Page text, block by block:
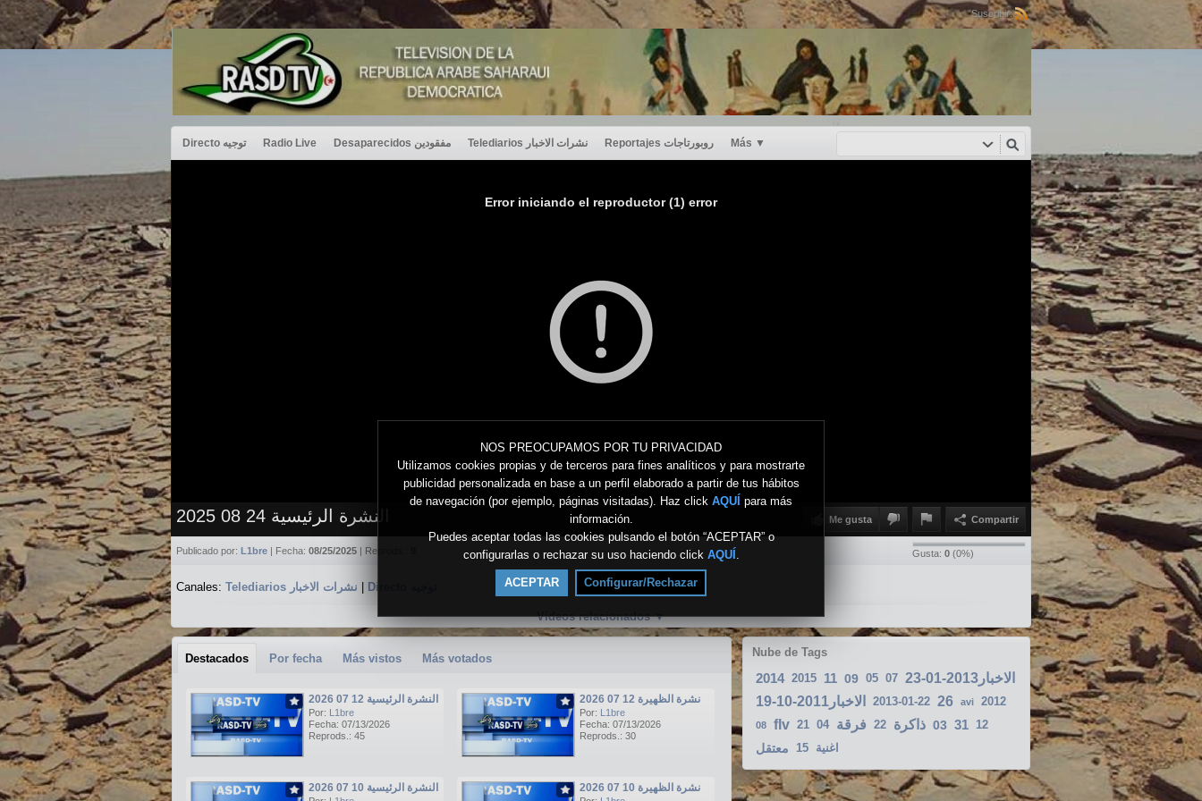
NOS PREOCUPAMOS POR TU PRIVACIDAD
Utilizamos cookies propias y de terceros para fines analíticos y para mostrarte
publicidad personalizada en base a un perfil elaborado a partir de tus hábitos
de navegación (por ejemplo, páginas visitadas). Haz click AQUÍ para más
información.
Puedes aceptar todas las cookies pulsando el botón “ACEPTAR” o
configurarlas o rechazar su uso haciendo click AQUÍ .
ACEPTAR Configurar/Rechazar
Suscribir:
Directo توجيه Radio Live Desaparecidos مفقودين Telediarios نشرات الاخبار Reportajes روبورتاجات Más ▼
Error iniciando el reproductor (1) error
Me gusta Compartir النشرة الرئيسية 24 08 2025
Gusta: 0 (0%)
Publicado por: L1bre | Fecha: 08/25/2025 | Reprods.:
Canales: Telediarios نشرات الاخبار
Vídeos relacionados▼
Nube de Tags
2014 2015 11 09 05 07
الاخبار2013-01-23
الاخبار2011-10-19
2013-01-22 26 avi 2012
08 flv 21 04 فرقة 22 ذاكرة 03 31 12
معتقل 15 اغنية
Destacados Por fecha Más vistos Más votados
النشرة الرئيسية 12 07 2026
Por: L1bre
Fecha: 07/13/2026
Reprods.: 45
نشرة الظهيرة 12 07 2026
Por: L1bre
Fecha: 07/13/2026
Reprods.: 30
النشرة الرئيسية 10 07 2026 نشرة الظهيرة 10 07 2026